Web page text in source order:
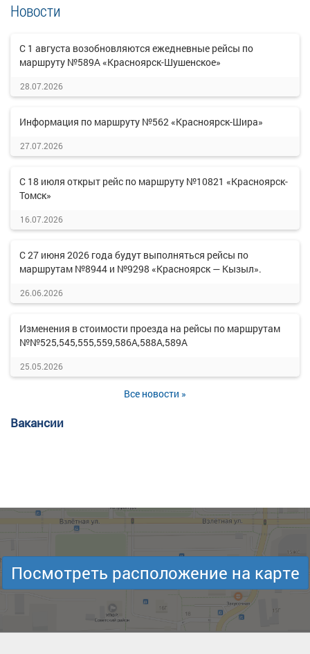
Новости
С 1 августа возобновляются ежедневные рейсы по
маршруту №589А «Красноярск-Шушенское»
28.07.2026
Информация по маршруту №562 «Красноярск-Шира»
27.07.2026
С 18 июля открыт рейс по маршруту №10821 «Красноярск-
Томск»
16.07.2026
С 27 июня 2026 года будут выполняться рейсы по
маршрутам №8944 и №9298 «Красноярск — Кызыл».
26.06.2026
Изменения в стоимости проезда на рейсы по маршрутам
№№525,545,555,559,586А,588А,589А
25.05.2026
Все новости »
Вакансии
Посмотреть расположение на карте